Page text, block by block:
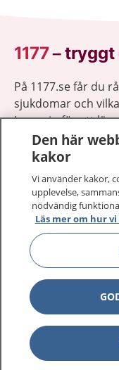
1177–tryggt
På 1177.se får du
sjukdomar och
Logga in för att
vårdärenden.
1177 på flera språk
Om 1177
Kontakt
Den här
kakor
Vi använder kakor,
upplevelse,
nödvändig
Läs mer om hur